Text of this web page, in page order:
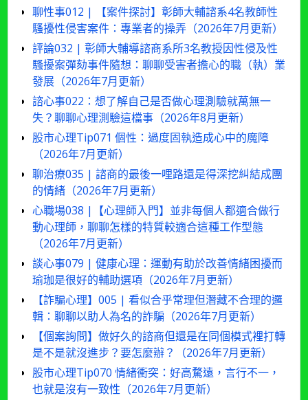
聊性事012 | 【案件探討】彰師大輔諮系4名教師性
騷擾性侵害案件：專業者的操弄（2026年7月更新）
評論032 | 彰師大輔導諮商系所3名教授因性侵及性
騷擾案彈劾事件隨想：聊聊受害者擔心的職（執）業
發展（2026年7月更新）
諮心事022：想了解自己是否做心理測驗就萬無一
失？聊聊心理測驗這檔事（2026年8月更新）
股市心理Tip071 個性：過度固執造成心中的魔障
（2026年7月更新）
聊治療035 | 諮商的最後一哩路還是得深挖糾結成團
的情緒（2026年7月更新）
心職場038 |【心理師入門】並非每個人都適合做行
動心理師，聊聊怎樣的特質較適合這種工作型態
（2026年7月更新）
談心事079 | 健康心理：運動有助於改善情緒困擾而
瑜珈是很好的輔助選項（2026年7月更新）
【詐騙心理】005 | 看似合乎常理但潛藏不合理的邏
輯：聊聊以助人為名的詐騙（2026年7月更新）
【個案詢問】做好久的諮商但還是在同個模式裡打轉
是不是就沒進步？要怎麼辦？（2026年7月更新）
股市心理Tip070 情緒衝突：好高騖遠，言行不一，
也就是沒有一致性（2026年7月更新）